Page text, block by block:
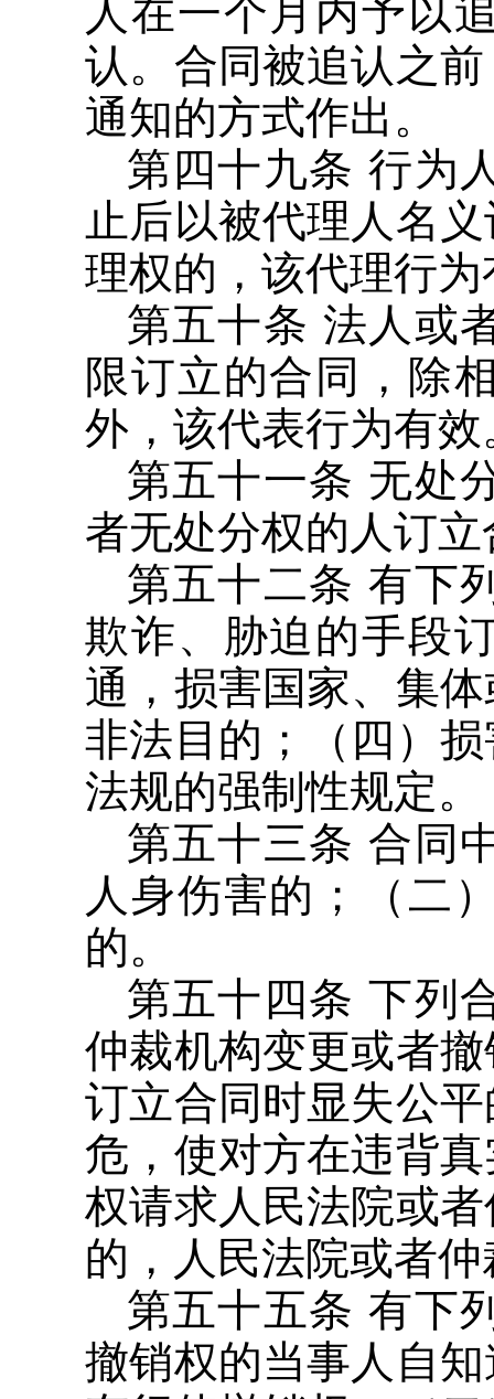
人在一个月内予以
认。合同被追认之
通知的方式作出。
第四十九条 行为
止后以被代理人名
理权的，该代理行
第五十条 法人或
限订立的合同，除
外，该代表行为有效
第五十一条 无处
者无处分权的人订
第五十二条 有下
欺诈、胁迫的手段
通，损害国家、集
非法目的；（四）
法规的强制性规定。
第五十三条 合同
人身伤害的；（二
的。
第五十四条 下列
仲裁机构变更或者
订立合同时显失公
危，使对方在违背
权请求人民法院或
的，人民法院或者
第五十五条 有下
撤销权的当事人自